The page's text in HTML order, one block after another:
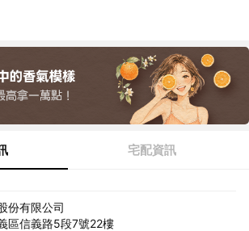
宅配資訊
份有限公司
區信義路5段7號22樓